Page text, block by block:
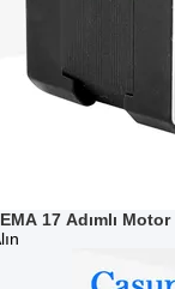
17 Adımlı